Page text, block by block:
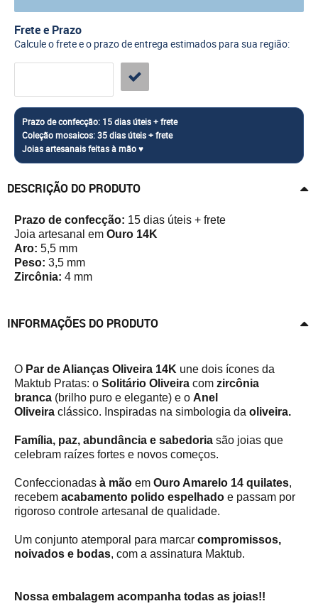
Frete e Prazo
Calcule o frete e o prazo de entrega estimados para sua região:
DESCRIÇÃO DO PRODUTO
Prazo de confecção: 15 dias úteis + frete
Joia artesanal em Ouro 14K
Aro: 5,5 mm
Peso: 3,5 mm
Zircônia: 4 mm
INFORMAÇÕES DO PRODUTO
O Par de Alianças Oliveira 14K une dois ícones da
Maktub Pratas: o Solitário Oliveira com zircônia
branca (brilho puro e elegante) e o Anel
Oliveira clássico. Inspiradas na simbologia da oliveira.
Família, paz, abundância e sabedoria são joias que
celebram raízes fortes e novos começos.
Confeccionadas à mão em Ouro Amarelo 14 quilates,
recebem acabamento polido espelhado e passam por
rigoroso controle artesanal de qualidade.
Um conjunto atemporal para marcar compromissos,
noivados e bodas, com a assinatura Maktub.
Nossa embalagem acompanha todas as joias!!